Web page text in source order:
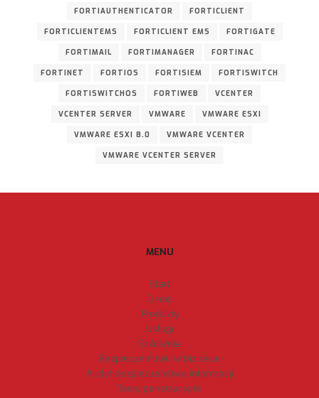
FORTIAUTHENTICATOR FORTICLIENT
FORTICLIENTEMS FORTICLIENT EMS FORTIGATE
FORTIMAIL FORTIMANAGER FORTINAC
FORTINET FORTIOS FORTISIEM FORTISWITCH
FORTISWITCHOS FORTIWEB VCENTER
VCENTER SERVER VMWARE VMWARE ESXI
VMWARE ESXI 8.0 VMWARE VCENTER
VMWARE VCENTER SERVER
MENU
Start
O nas
Produkty
Usługi
Szkolenia
Bezpieczeństwo w biznesie
Audyt bezpieczeństwa informacji
Testy penetracyjne